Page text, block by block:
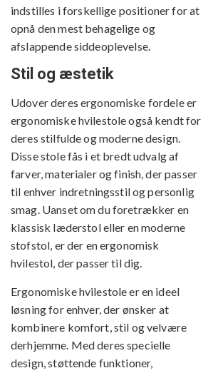
indstilles i forskellige positioner for at
opnå den mest behagelige og
afslappende siddeoplevelse.
Stil og æstetik
Udover deres ergonomiske fordele er
ergonomiske hvilestole også kendt for
deres stilfulde og moderne design.
Disse stole fås i et bredt udvalg af
farver, materialer og finish, der passer
til enhver indretningsstil og personlig
smag. Uanset om du foretrækker en
klassisk læderstol eller en moderne
stofstol, er der en ergonomisk
hvilestol, der passer til dig.
Ergonomiske hvilestole er en ideel
løsning for enhver, der ønsker at
kombinere komfort, stil og velvære
derhjemme. Med deres specielle
design, støttende funktioner,